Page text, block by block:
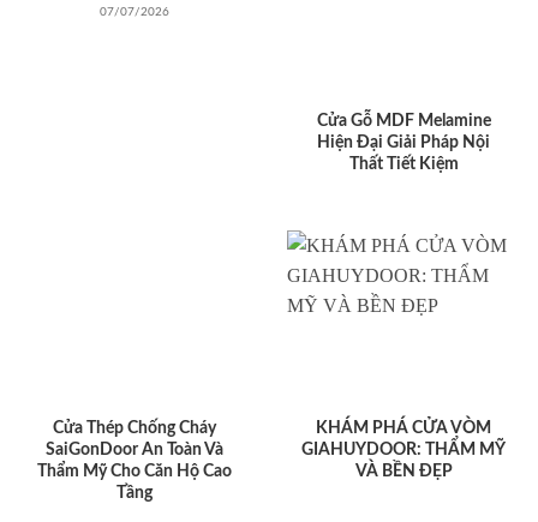
07/07/2026
Cửa Gỗ MDF Melamine
Hiện Đại Giải Pháp Nội
Thất Tiết Kiệm
Cửa Thép Chống Cháy
SaiGonDoor An Toàn Và
Thẩm Mỹ Cho Căn Hộ Cao
Tầng
KHÁM PHÁ CỬA VÒM
GIAHUYDOOR: THẨM MỸ
VÀ BỀN ĐẸP